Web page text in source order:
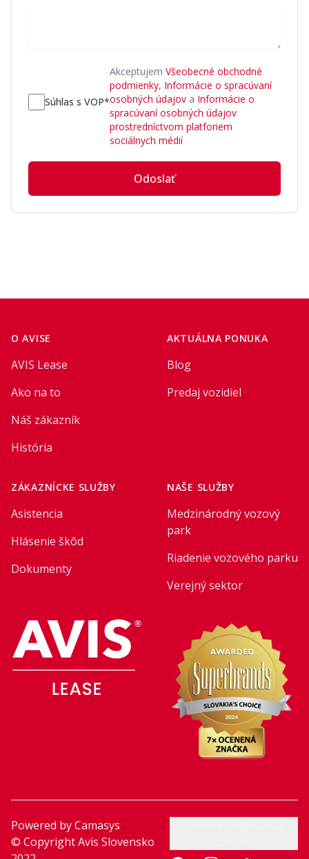
Súhlas s VOP*
Akceptujem Všeobecné obchodné
podmienky, Informácie o spracúvaní
osobných údajov a Informácie o
spracúvaní osobných údajov
prostredníctvom platforiem
sociálnych médií
Odoslať
O AVISE
AVIS Lease
Ako na to
Náš zákazník
História
AKTUÁLNA PONUKA
Blog
Predaj vozidiel
ZÁKAZNÍCKE SLUŽBY
Asistencia
Hlásenie škôd
Dokumenty
NAŠE SLUŽBY
Medzinárodný vozový
park
Riadenie vozového parku
Verejný sektor
Powered byCamasys
© Copyright Avis Slovensko